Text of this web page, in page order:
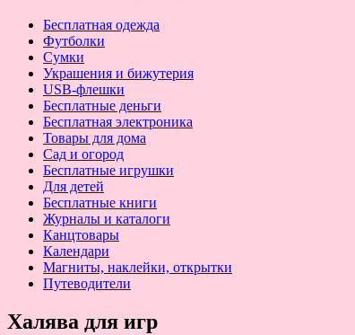
Бесплатная одежда
Футболки
Сумки
Украшения и бижутерия
USB-флешки
Бесплатные деньги
Бесплатная электроника
Товары для дома
Сад и огород
Бесплатные игрушки
Для детей
Бесплатные книги
Журналы и каталоги
Канцтовары
Календари
Магниты, наклейки, открытки
Путеводители
Халява для игр